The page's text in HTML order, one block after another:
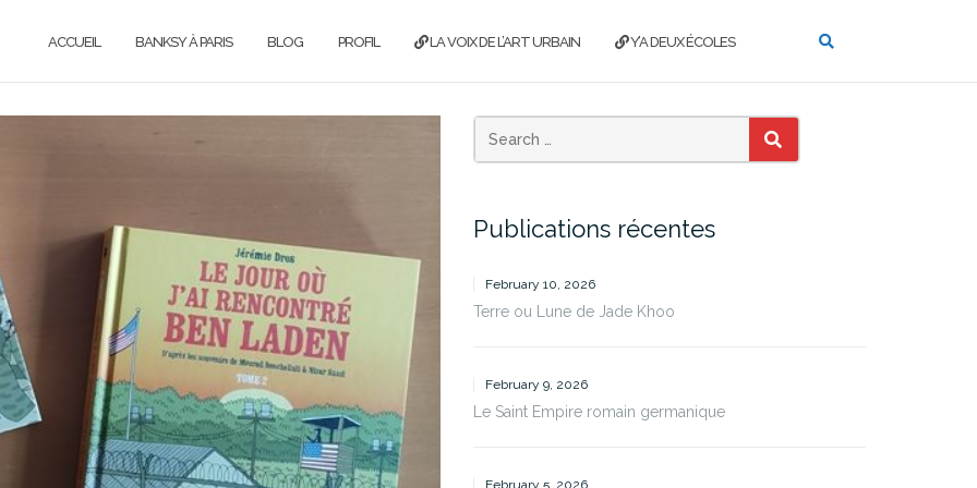
ACCUEIL BANKSY À PARIS BLOG PROFIL LA VOIX DE L’ART URBAIN Y’A DEUX ÉCOLES
SEARCH
Publications récentes
February 10, 2026
Terre ou Lune de Jade Khoo
February 9, 2026
Le Saint Empire romain germanique
February 5, 2026